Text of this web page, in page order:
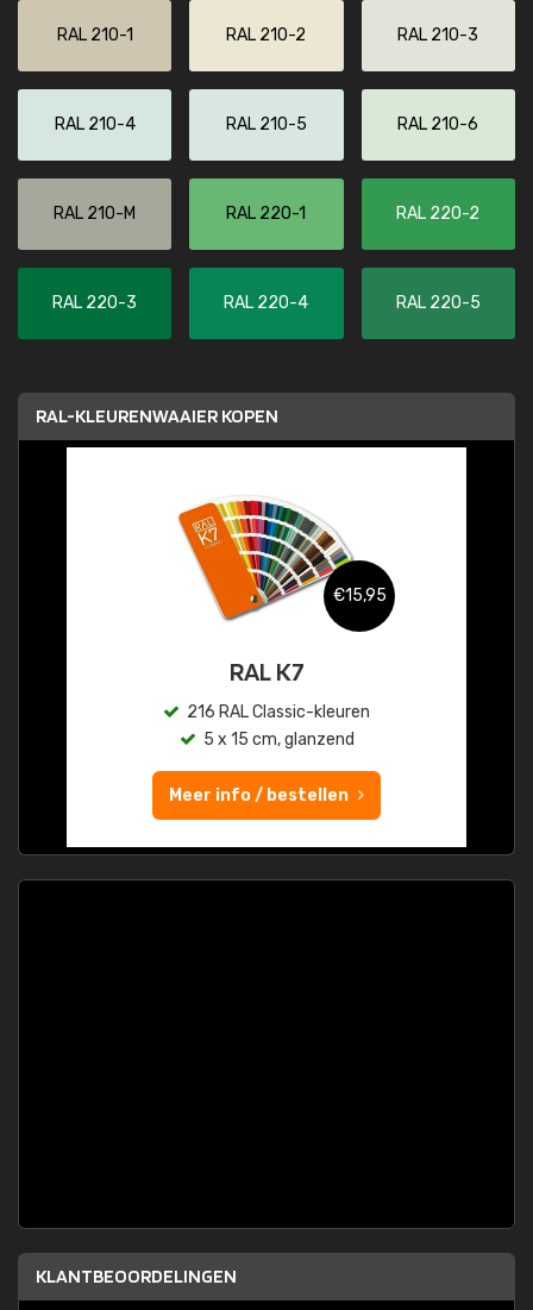
RAL 210-1 RAL 210-2 RAL 210-3
RAL 210-4 RAL 210-5 RAL 210-6
RAL 210-M RAL 220-1 RAL 220-2
RAL 220-3 RAL 220-4 RAL 220-5
RAL-KLEURENWAAIER KOPEN
€15,95
RAL K7
216 RAL Classic-kleuren
5 x 15 cm, glanzend
Meer info / bestellen
KLANTBEOORDELINGEN